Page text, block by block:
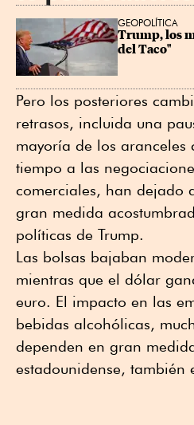
GEOPOLÍTICA
Trump, los
del Taco"
Pero los posteriores
retrasos, incluida una
mayoría de los
tiempo a las
comerciales, han dejado
gran medida
políticas de Trump.
Las bolsas bajaban
mientras que el dólar
euro. El impacto en las
bebidas alcohólicas,
dependen en gran
estadounidense, también